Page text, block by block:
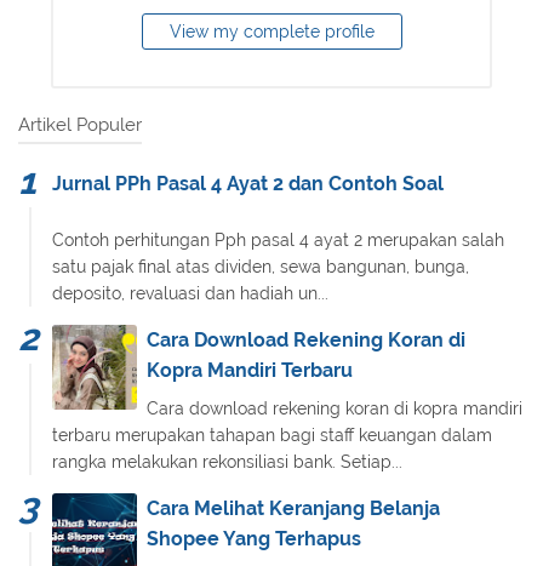
View my complete profile
Artikel Populer
Jurnal PPh Pasal 4 Ayat 2 dan Contoh Soal
Contoh perhitungan Pph pasal 4 ayat 2 merupakan salah
satu pajak final atas dividen, sewa bangunan, bunga,
deposito, revaluasi dan hadiah un...
Cara Download Rekening Koran di
Kopra Mandiri Terbaru
Cara download rekening koran di kopra mandiri
terbaru merupakan tahapan bagi staff keuangan dalam
rangka melakukan rekonsiliasi bank. Setiap...
Cara Melihat Keranjang Belanja
Shopee Yang Terhapus